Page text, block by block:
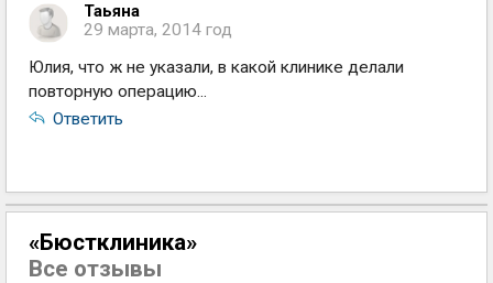
Таьяна
29 марта, 2014 год
Юлия, что ж не указали, в какой клинике делали
повторную операцию...
Ответить
«Бюстклиника»
Все отзывы